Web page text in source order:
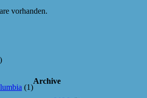
vorhanden.
(1)
Archive